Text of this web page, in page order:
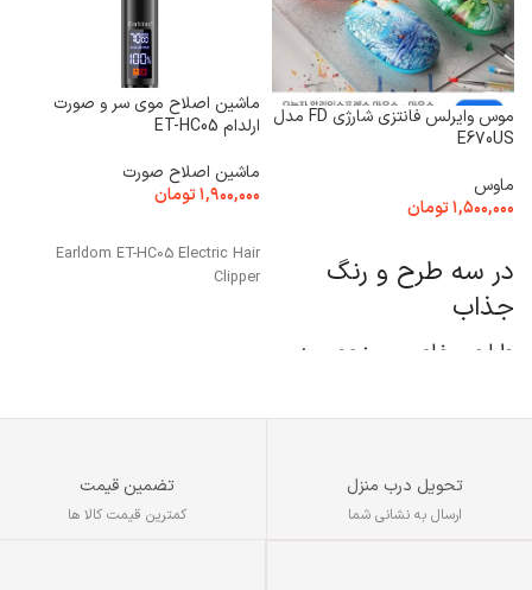
موس وایرلس فانتزی شارژی FD مدل
E670US
ماوس
۱,۵۰۰,۰۰۰تومان
در سه طرح و رنگ
جذاب
طراحی خاص و منحصر به
دارای کلیدهای سایلنت
ماشین اصلاح موی سر و صورت
ارلدام ET-HC05
ماشین اصلاح صورت
۱,۹۰۰,۰۰۰تومان
Earldom ET-HC05 Electric Hair
Clipper
تحویل درب منزل
ارسال به نشانی شما
تضمین قیمت
کمترین قیمت کالا ها